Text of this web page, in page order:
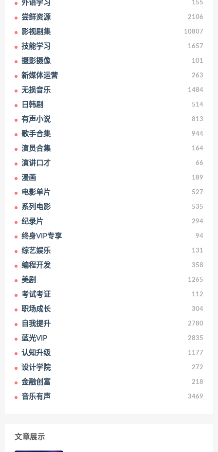
外语学习 155
尝鲜资源 2106
影视剧集 10807
技能学习 1657
摄影摄像 101
新媒体运营 263
无损音乐 1484
日韩剧 514
有声小说 813
歌手合集 944
演员合集 164
演讲口才 66
漫画 189
电影单片 527
系列电影 535
纪录片 294
终身VIP专享 94
综艺娱乐 131
编程开发 358
美剧 1265
考试考证 112
职场成长 304
自我提升 2780
蓝光VIP 2835
认知升级 1177
设计学院 272
金融创富 218
音乐有声 3469
文章展示